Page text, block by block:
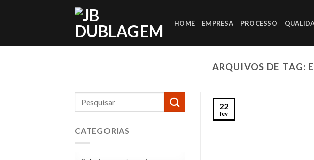
HOME EMPRESA PROCESSO
ARQUIVOS DE TAG:
CATEGORIAS
Categorias
22
fev